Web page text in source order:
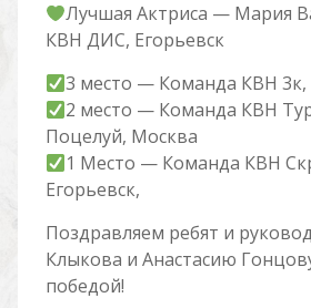
Лучшая Актриса — Мария
КВН ДИС, Егорьевск
3 место — Команда КВН 3к,
2 место — Команда КВН
Поцелуй, Москва
1 Место — Команда КВН
Егорьевск,
Поздравляем ребят и
Клыкова и Анастасию
победой!